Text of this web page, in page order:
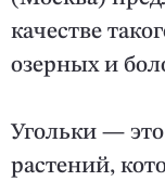
качестве
озерных и
Угольки —
растений,